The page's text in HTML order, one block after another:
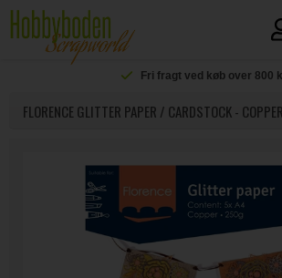
Fri fragt ved køb over 800
FLORENCE GLITTER PAPER / CARDSTOCK -